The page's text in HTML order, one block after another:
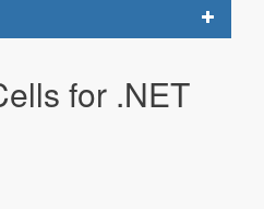
Toggle
for .NET